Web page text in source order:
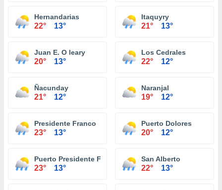
Hernandarias
22° 13°
Itaquyry
21° 13°
Juan E. O leary
20° 13°
Los Cedrales
22° 12°
Ñacunday
21° 12°
Naranjal
19° 12°
Presidente Franco
23° 13°
Puerto Dolores
20° 12°
Puerto Presidente Franco
23° 13°
San Alberto
22° 13°